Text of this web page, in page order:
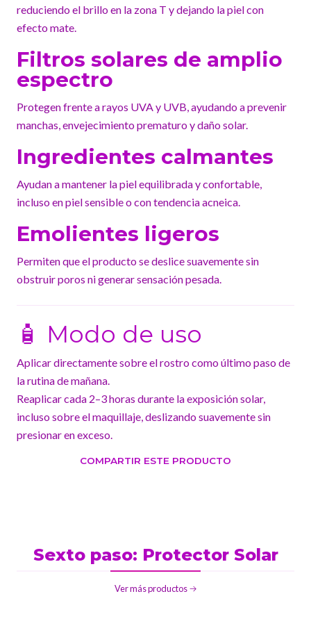
reduciendo el brillo en la zona T y dejando la piel con
efecto mate.
Filtros solares de amplio
espectro
Protegen frente a rayos UVA y UVB, ayudando a prevenir
manchas, envejecimiento prematuro y daño solar.
Ingredientes calmantes
Ayudan a mantener la piel equilibrada y confortable,
incluso en piel sensible o con tendencia acneica.
Emolientes ligeros
Permiten que el producto se deslice suavemente sin
obstruir poros ni generar sensación pesada.
🧴 Modo de uso
Aplicar directamente sobre el rostro como último paso de
la rutina de mañana.
Reaplicar cada 2–3 horas durante la exposición solar,
incluso sobre el maquillaje, deslizando suavemente sin
presionar en exceso.
COMPARTIR ESTE PRODUCTO
Sexto paso: Protector Solar
Ver más productos